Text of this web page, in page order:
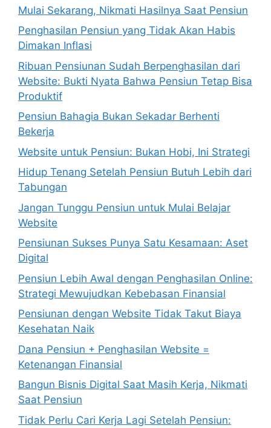
Mulai Sekarang, Nikmati Hasilnya Saat Pensiun
Penghasilan Pensiun yang Tidak Akan Habis
Dimakan Inflasi
Ribuan Pensiunan Sudah Berpenghasilan dari
Website: Bukti Nyata Bahwa Pensiun Tetap Bisa
Produktif
Pensiun Bahagia Bukan Sekadar Berhenti
Bekerja
Website untuk Pensiun: Bukan Hobi, Ini Strategi
Hidup Tenang Setelah Pensiun Butuh Lebih dari
Tabungan
Jangan Tunggu Pensiun untuk Mulai Belajar
Website
Pensiunan Sukses Punya Satu Kesamaan: Aset
Digital
Pensiun Lebih Awal dengan Penghasilan Online:
Strategi Mewujudkan Kebebasan Finansial
Pensiunan dengan Website Tidak Takut Biaya
Kesehatan Naik
Dana Pensiun + Penghasilan Website =
Ketenangan Finansial
Bangun Bisnis Digital Saat Masih Kerja, Nikmati
Saat Pensiun
Tidak Perlu Cari Kerja Lagi Setelah Pensiun: